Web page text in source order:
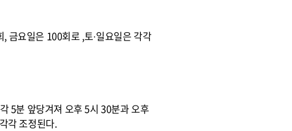
금요일은 100회로 ,토·일요일은 각각
5분 앞당겨져 오후 5시 30분과 오후
각 조정된다.